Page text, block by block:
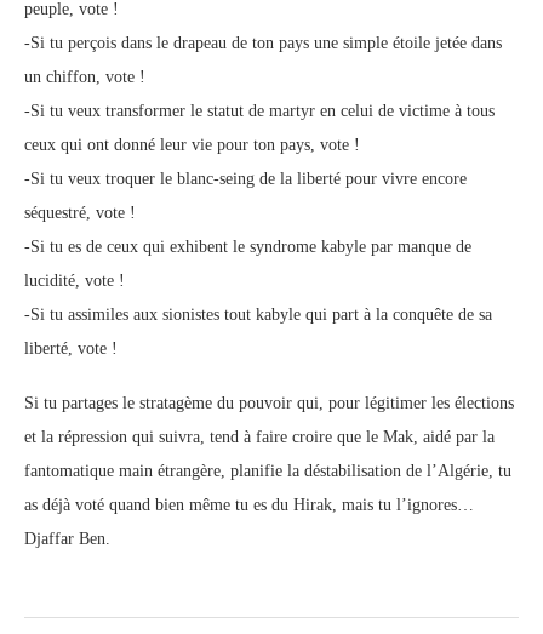
peuple, vote !
-Si tu perçois dans le drapeau de ton pays une simple étoile jetée dans
un chiffon, vote !
-Si tu veux transformer le statut de martyr en celui de victime à tous
ceux qui ont donné leur vie pour ton pays, vote !
-Si tu veux troquer le blanc-seing de la liberté pour vivre encore
séquestré, vote !
-Si tu es de ceux qui exhibent le syndrome kabyle par manque de
lucidité, vote !
-Si tu assimiles aux sionistes tout kabyle qui part à la conquête de sa
liberté, vote !
Si tu partages le stratagème du pouvoir qui, pour légitimer les élections
et la répression qui suivra, tend à faire croire que le Mak, aidé par la
fantomatique main étrangère, planifie la déstabilisation de l’Algérie, tu
as déjà voté quand bien même tu es du Hirak, mais tu l’ignores…
Djaffar Ben.